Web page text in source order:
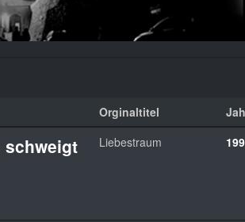
Orginaltitel
schweigt Liebestraum